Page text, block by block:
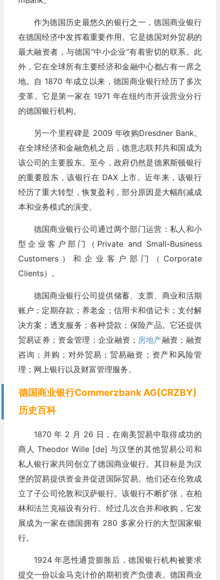
作为德国历史最悠久的银行之一，德国商业银行
在德国经济中发挥着重要作用。它是德国对外贸易的
最大融资者，与德国“中小企业”有着密切的联系。此
外，它在全球所有主要经济和金融中心都占有一席之
地。自 1870 年成立以来，德国商业银行经历了多次
变革。它是第一家在 1971 年在纽约市开设营业分行
的德国银行机构。
另一个里程碑是 2009 年收购Dresdner Bank。
在全球经济和金融危机之后，德意志联邦共和国成为
该公司的主要股东。至今，政府仍然是德累斯顿银行
的重要股东，该银行在 DAX 上市。近年来，该银行
经历了重大转型，恢复盈利，部分原因是大幅削减成
本和业务模式的演变。
德国商业银行公司通过两个部门运营：私人和小
型企业客户部门（Private and Small-Business
Customers）和企业客户部门（Corporate
Clients）。
德国商业银行公司提供储蓄、支票、商业和活期
账户；定期存款；养老金；信用卡和借记卡；支付解
决方案；透支服务；各种贷款；保险产品。它还提供
贸易证券；资金管理；企业融资； 房地产融资；融资
咨询；并购；对外贸易；贸易融资；资产和风险管
理；网上银行以及财富管理服务。
德国商业银行Commerzbank AG(CRZBY)
历史百科
1870 年 2 月 26 日，在南美贸易中取得成功的
商人 Theodor Wille [de] 与汉堡的其他贸易公司和
私人银行家共同创立了德国商业银行。其目标是为汉
堡的贸易提供资金并促进国际贸易。他们还在伦敦成
立了子公司伦敦和汉萨银行。该银行不断扩张，在柏
林和法兰克福设有分行。经过几次合并和收购，它发
展成为一家在德国拥有 280 多家分行的大型国家银
行。
1924 年恶性通货膨胀后，德国银行机构被要求
提交一份以金马克计价的期初资产负债表。德国商业